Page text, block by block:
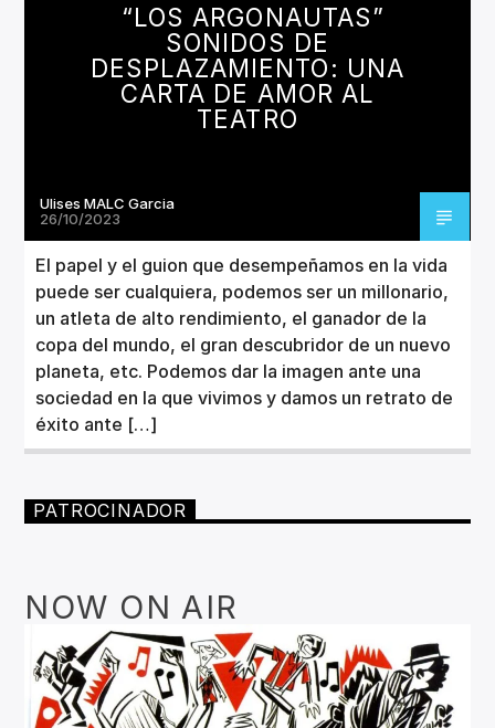
“LOS ARGONAUTAS”
SONIDOS DE
DESPLAZAMIENTO: UNA
CARTA DE AMOR AL
TEATRO
Ulises MALC Garcia
26/10/2023
El papel y el guion que desempeñamos en la vida
puede ser cualquiera, podemos ser un millonario,
un atleta de alto rendimiento, el ganador de la
copa del mundo, el gran descubridor de un nuevo
planeta, etc. Podemos dar la imagen ante una
sociedad en la que vivimos y damos un retrato de
éxito ante […]
PATROCINADOR
NOW ON AIR